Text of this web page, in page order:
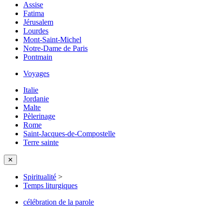
Assise
Fatima
Jérusalem
Lourdes
Mont-Saint-Michel
Notre-Dame de Paris
Pontmain
Voyages
Italie
Jordanie
Malte
Pèlerinage
Rome
Saint-Jacques-de-Compostelle
Terre sainte
✕
Spiritualité >
Temps liturgiques
célébration de la parole